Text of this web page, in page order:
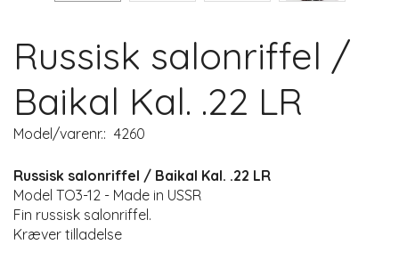
Russisk salonriffel /
Baikal Kal. .22 LR
Model/varenr.: 4260
Russisk salonriffel / Baikal Kal. .22 LR
Model TO3-12 - Made in USSR
Fin russisk salonriffel.
Kræver tilladelse